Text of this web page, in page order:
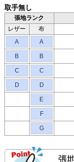
取手無し
張地ランク
レザー
布
A
A
B B
C C
D D
E
F
G